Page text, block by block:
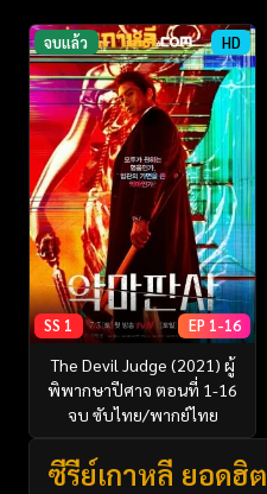
จบแล้ว HD
SS 1 EP 1-16
The Devil Judge (2021) ผู้
พิพากษาปีศาจ ตอนที่ 1-16
จบ ซับไทย/พากย์ไทย
ซีรี่ย์เกาหลี ยอดฮิต